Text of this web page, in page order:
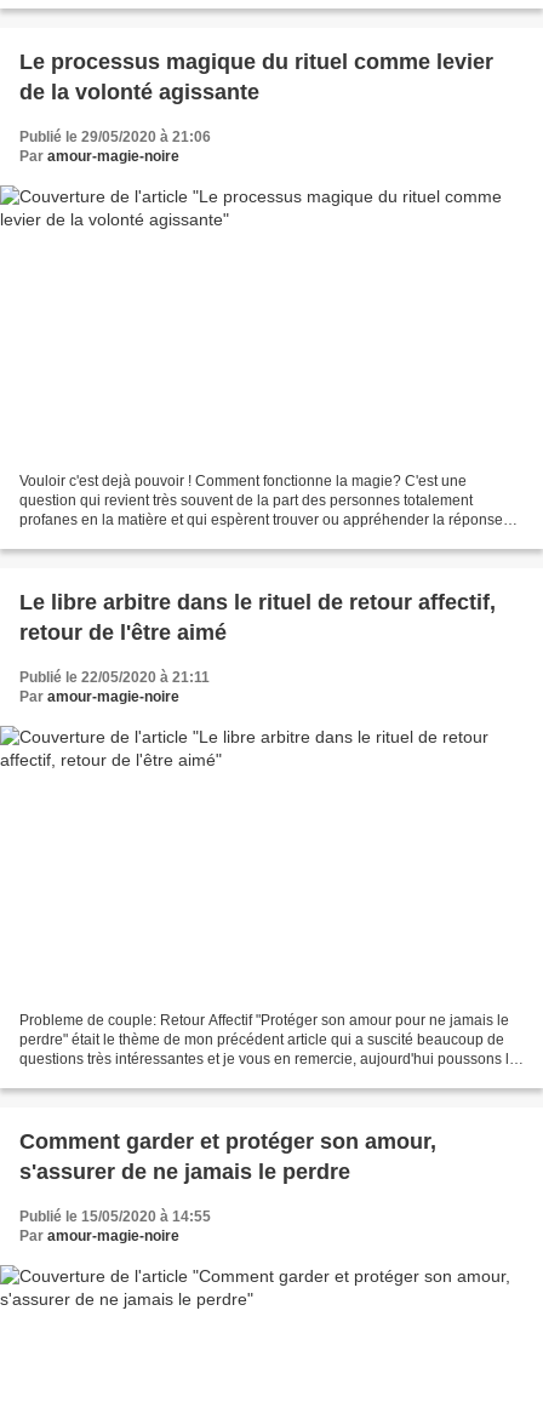
Le processus magique du rituel comme levier
de la volonté agissante
Publié le 29/05/2020 à 21:06
Par amour-magie-noire
Vouloir c'est dejà pouvoir ! Comment fonctionne la magie? C'est une
question qui revient très souvent de la part des personnes totalement
profanes en la matière et qui espèrent trouver ou appréhender la réponse
Le libre arbitre dans le rituel de retour affectif,
retour de l'être aimé
Publié le 22/05/2020 à 21:11
Par amour-magie-noire
Probleme de couple: Retour Affectif "Protéger son amour pour ne jamais le
perdre" était le thème de mon précédent article qui a suscité beaucoup de
questions très intéressantes et je vous en remercie, aujourd'hui poussons la
Comment garder et protéger son amour,
s'assurer de ne jamais le perdre
Publié le 15/05/2020 à 14:55
Par amour-magie-noire